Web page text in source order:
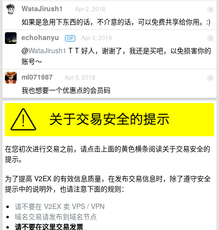
4
WataJirush1 Apr 2, 2018
如果是急用下东西的话，不介意的话，可以免费共享给你用。:)
5
echohanyu OP Apr 3, 2018
@WataJirush1 T T 好人，谢谢了，我还是买吧，以免损害你的
账号～
6
ml071987 Apr 3, 2018
我也想要一个优惠点的会员码
在您初次进行交易之前，请点击上面的黄色横条阅读关于交易安全的
提示。
为了提高 V2EX 的有效信息质量，在发布交易信息时，除了遵守安全
提示中的说明外，也请注意下面的规则：
请不要在 V2EX 卖 VPS / VPN
域名交易请发布到域名节点
请不要在这里交易发票